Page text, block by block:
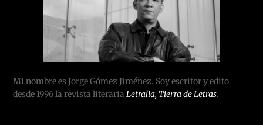
Mi nombre es Jorge Gómez Jiménez. Soy escritor y edito
desde 1996 la revista literariaLetralia, Tierra de Letras.